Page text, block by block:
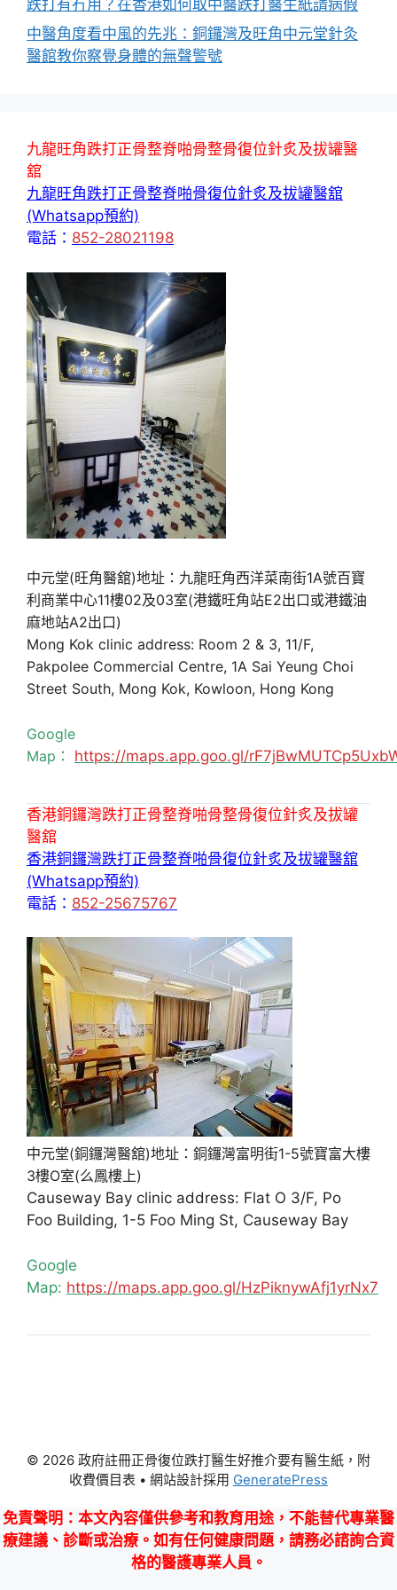
跌打有冇用？在香港如何取中醫跌打醫生紙請病假
中醫角度看中風的先兆：銅鑼灣及旺角中元堂針灸
醫館教你察覺身體的無聲警號
九龍旺角跌打正骨整脊啪骨整骨復位針炙及拔罐醫
舘
九龍旺角跌打正骨整脊啪骨復位針炙及拔罐醫舘
(Whatsapp預約)
電話： 852-28021198
中元堂(旺角醫舘)地址：九龍旺角西洋菜南街1A號百寶
利商業中心11樓02及03室(港鐵旺角站E2出口或港鐵油
麻地站A2出口)
Mong Kok clinic address: Room 2 & 3, 11/F,
Pakpolee Commercial Centre, 1A Sai Yeung Choi
Street South, Mong Kok, Kowloon, Hong Kong
Google
Map： https://maps.app.goo.gl/
香港銅鑼灣跌打正骨整脊啪骨整骨復位針炙及拔罐
醫舘
香港銅鑼灣跌打正骨整脊啪骨復位針炙及拔罐醫舘
(Whatsapp預約)
電話： 852-25675767
中元堂(銅鑼灣醫舘)地址：銅鑼灣富明街1-5號寶富大樓
3樓O室(么鳳樓上)
Causeway Bay clinic address: Flat O 3/F, Po
Foo Building, 1-5 Foo Ming St, Causeway Bay
Google
Map: https://maps.app.goo.gl/HzPiknywAfj1yrNx7
© 2026 政府註冊正骨復位跌打醫生好推介要有醫生紙，附
收費價目表 • 網站設計採用 GeneratePress
免責聲明 ：本文內容僅供參考和教育用途，不能替代專業醫
療建議、診斷或治療。如有任何健康問題，請務必諮詢合資
格的醫護專業人員。